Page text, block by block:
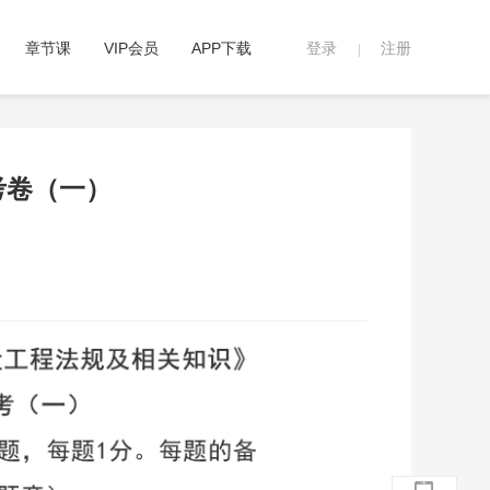
登录 注册
章节课 VIP会员 APP下载
（一）